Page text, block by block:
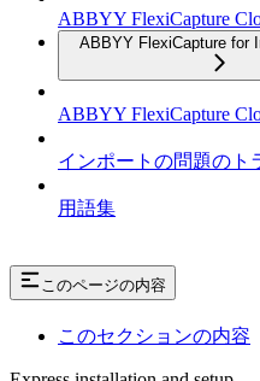
ABBYY FlexiCapture
ABBYY FlexiCapture for
ABBYY FlexiCapture
インポートの問題のト
用語集
このページの内容
このセクションの内容